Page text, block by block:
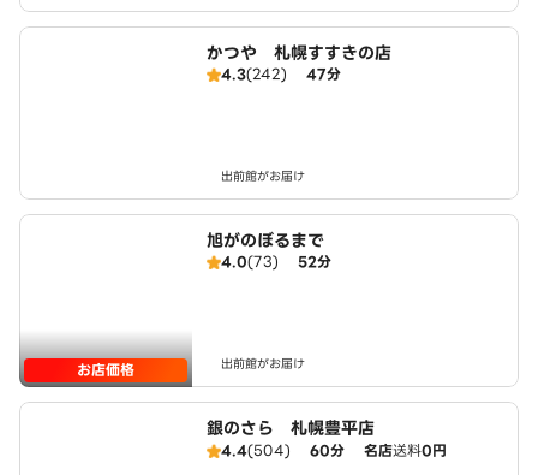
かつや 札幌すすきの店
4.3(242) 47分
出前館がお届け
お店価格
旭がのぼるまで
4.0(73) 52分
出前館がお届け
銀のさら 札幌豊平店
4.4(504) 60分 名店送料0円